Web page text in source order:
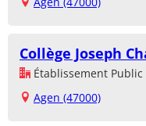
Collège Joseph
Établissement Public
Agen (47000)